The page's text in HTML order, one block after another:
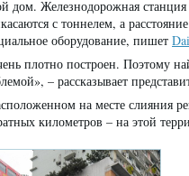
дом. Железнодорожная
с тоннелем, а
оборудование, пишет
плотно построен. Поэтому
– рассказывает
на месте слияния
километров – на этой